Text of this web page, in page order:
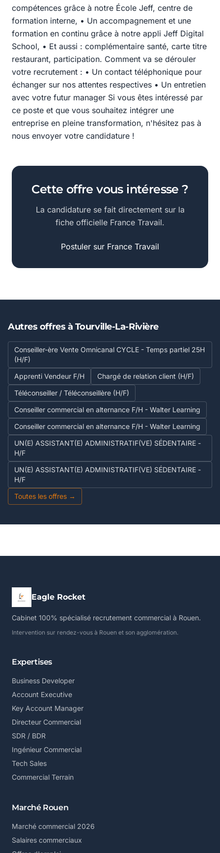
compétences grâce à notre École Jeff, centre de
formation interne, • Un accompagnement et une
formation en continu grâce à notre appli Jeff Digital
School, • Et aussi : complémentaire santé, carte titre
restaurant, participation. Comment va se dérouler
votre recrutement : • Un contact téléphonique pour
échanger sur nos attentes respectives • Un entretien
avec votre futur manager Si vous êtes intéressé par
ce poste et que vous souhaitez intégrer une
entreprise en pleine transformation, n'hésitez pas à
nous envoyer votre candidature !
Cette offre vous intéresse ?
La candidature se fait directement sur la
fiche officielle France Travail.
Postuler sur France Travail
Autres offres à Tourville-La-Rivière
Conseiller-ère Vente Omnicanal CYCLE - Temps partiel 25H
(H/F)
Apprenti Vendeur F/H
Chargé de relation client (H/F)
Téléconseiller / Téléconseillère (H/F)
Conseiller commercial en alternance F/H - Walter Learning
Conseiller commercial en alternance F/H - Walter Learning
UN(E) ASSISTANT(E) ADMINISTRATIF(VE) SÉDENTAIRE -
H/F
UN(E) ASSISTANT(E) ADMINISTRATIF(VE) SÉDENTAIRE -
H/F
Toutes les offres →
Eagle Rocket
Cabinet 100% spécialisé recrutement commercial à Rouen.
Intervention sur rendez-vous à Rouen et son agglomération.
Expertises
Business Developer
Account Executive
Key Account Manager
Directeur Commercial
SDR / BDR
Ingénieur Commercial
Tech Sales
Commercial Terrain
Marché Rouen
Marché commercial 2026
Salaires commerciaux